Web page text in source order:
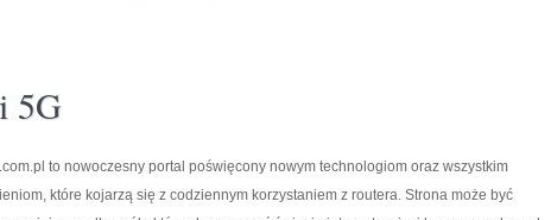
5G
to nowoczesny portal poświęcony nowym technologiom oraz wszystkim
które kojarzą się z codziennym korzystaniem z routera. Strona może być